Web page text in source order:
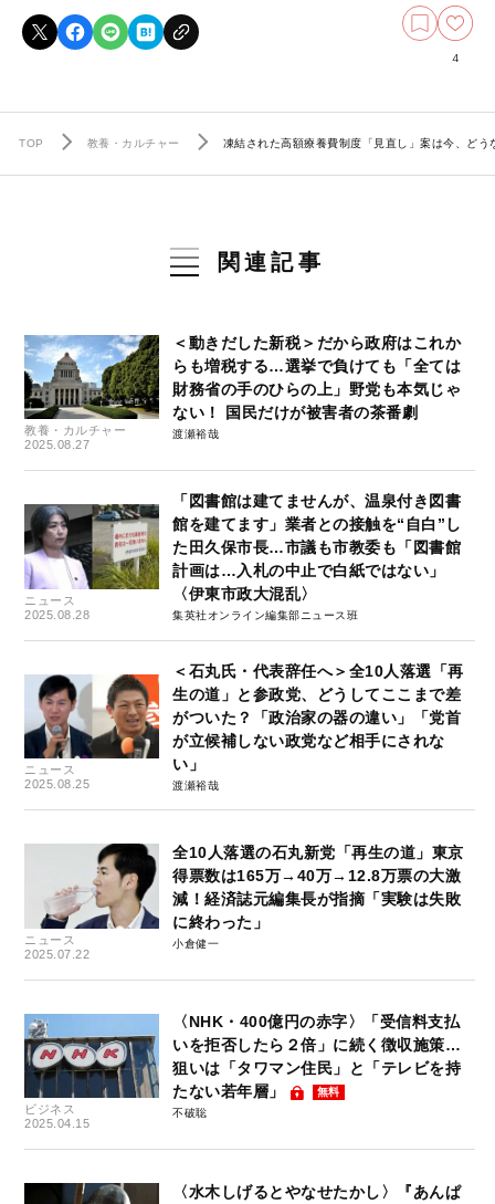
4
TOP 教養・カルチャー 凍結された高額療養費制度「見直し」案は今、
関連記事
教養・カルチャー
2025.08.27
＜動きだした新税＞だから政府はこれか
らも増税する…選挙で負けても「全ては
財務省の手のひらの上」野党も本気じゃ
ない！ 国民だけが被害者の茶番劇
渡瀬裕哉
ニュース
2025.08.28
「図書館は建てませんが、温泉付き図書
館を建てます」業者との接触を“自白”し
た田久保市長…市議も市教委も「図書館
計画は…入札の中止で白紙ではない」
〈伊東市政大混乱〉
集英社オンライン編集部ニュース班
ニュース
2025.08.25
＜石丸氏・代表辞任へ＞全10人落選「再
生の道」と参政党、どうしてここまで差
がついた？「政治家の器の違い」「党首
が立候補しない政党など相手にされな
い」
渡瀬裕哉
ニュース
2025.07.22
全10人落選の石丸新党「再生の道」東京
得票数は165万→40万→12.8万票の大激
減！経済誌元編集長が指摘「実験は失敗
に終わった」
小倉健一
ビジネス
2025.04.15
〈NHK・400億円の赤字〉「受信料支払
いを拒否したら２倍」に続く徴収施策…
狙いは「タワマン住民」と「テレビを持
たない若年層」
無料
不破聡
〈水木しげるとやなせたかし〉『あんぱ